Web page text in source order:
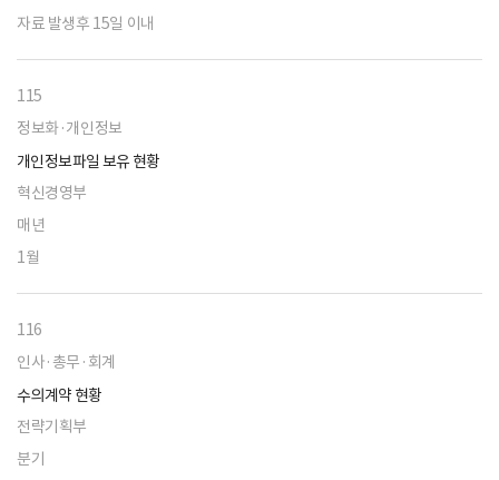
자료 발생후 15일 이내
115
정보화·개인정보
개인정보파일 보유 현황
혁신경영부
매년
1월
116
인사·총무·회계
수의계약 현황
전략기획부
분기